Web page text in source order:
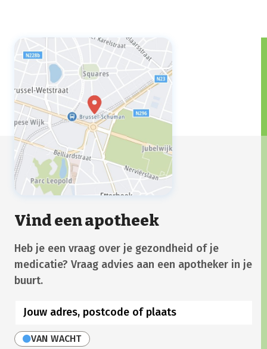
Vind een apotheek
Heb je een vraag over je gezondheid of je
medicatie? Vraag advies aan een apotheker in je
buurt.
VAN WACHT